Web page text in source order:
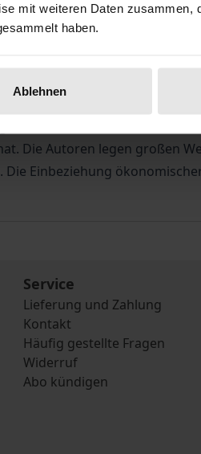
mit weiteren Daten zusammen,
haben.
Ablehnen
Bibliografische
Ländern vermitteln ein
Diskussion in den einzelnen
Damit wird dem
Die Autoren legen großen
Einbeziehung
Service
Lieferung und Zahlung
Kontakt
Häufig gestellte Fragen
Widerruf
Abo kündigen